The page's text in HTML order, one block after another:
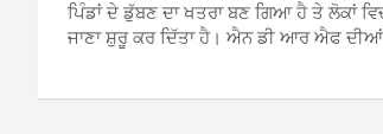
ਪਿੰਡਾਂ ਦੇ ਡੁੱਬਣ ਦਾ ਖਤਰਾ ਬਣ ਗਿਆ ਹੈ ਤੇ ਲੋਕਾਂ
ਜਾਣਾ ਸ਼ੁਰੂ ਕਰ ਦਿੱਤਾ ਹੈ। ਐਨ ਡੀ ਆਰ ਐਫ